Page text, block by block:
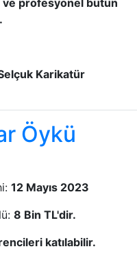
profesyonel bütün
Karikatür
Öykü
12 Mayıs 2023
8 Bin TL'dir.
katılabilir.